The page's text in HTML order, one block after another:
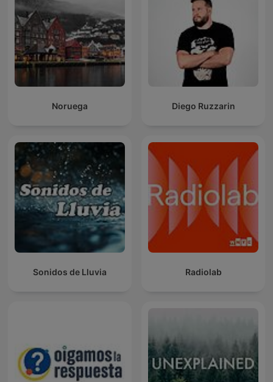
Noruega Diego Ruzzarin
Sonidos de Lluvia Radiolab